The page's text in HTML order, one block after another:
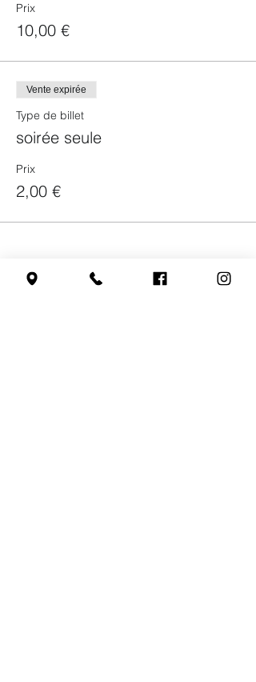
Prix
10,00 €
Vente expirée
Type de billet
soirée seule
Prix
2,00 €